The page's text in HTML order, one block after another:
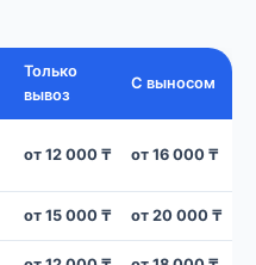
Только
вывоз
С выносом
от 12 000 ₸ от 16 000 ₸
от 15 000 ₸ от 20 000 ₸